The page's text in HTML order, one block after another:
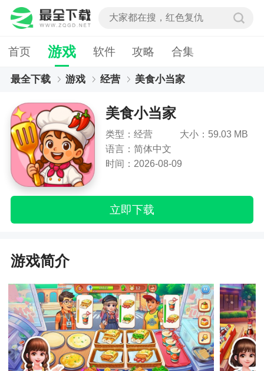
首页 游戏 软件 攻略 合集
最全下载 游戏 经营 美食小当家
美食小当家
类型：经营
大小：59.03 MB
语言：简体中文
时间：2026-08-09
立即下载
游戏简介